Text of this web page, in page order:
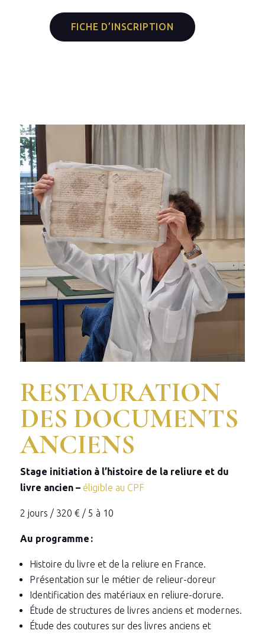
FICHE D’INSCRIPTION
RESTAURATION
DES DOCUMENTS
ANCIENS
Stage initiation à l’histoire de la reliure et du
livre ancien – éligible au CPF
2 jours / 320 € / 5 à 10
Au programme :
Histoire du livre et de la reliure en France.
Présentation sur le métier de relieur-doreur
Identification des matériaux en reliure-dorure.
Étude de structures de livres anciens et modernes.
Étude des coutures sur des livres anciens et